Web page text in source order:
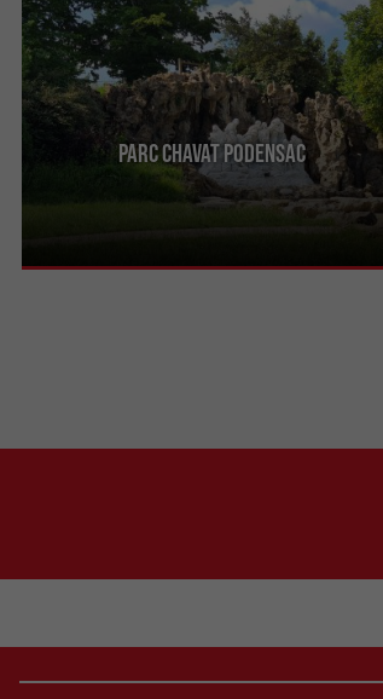
Parc Chavat Podensac
Le Parc Chava est un jardin citadin à la périphérie
de Podensac, sur les berges de la Garonne. Il est